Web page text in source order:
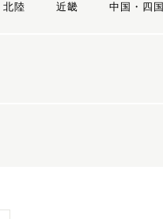
北陸 近畿 中国・四国